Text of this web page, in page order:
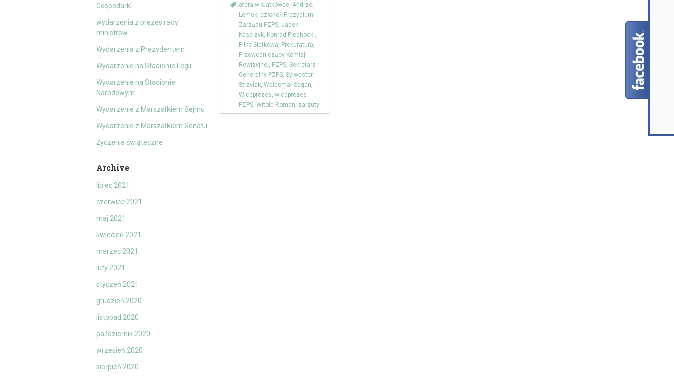
Gospodarki
wydarzenia z prezes rady
ministrow
Wydarzenia z Prezydentem
Wydarzenie na Stadionie Legii
Wydarzenie na Stadionie
Narodowym
Wydarzenie z Marszałkiem Sejmu
Wydarzenie z Marszałkiem Senatu
Życzenia świąteczne
Archive
lipiec 2021
czerwiec 2021
maj 2021
kwiecień 2021
marzec 2021
luty 2021
styczeń 2021
grudzień 2020
listopad 2020
październik 2020
wrzesień 2020
sierpień 2020
afera w siatkówce Andrzej
Lemek członek Prezydium
Zarządu PZPS Jacek
Kasprzyk Konrad Piechocki
Piłka Siatkowa Prokuratura
Przewodniczący Komisji
Rewizyjnej PZPS Sekretarz
Generalny PZPS Sylwester
Strzylak Waldemar Sagan
Wiceprezes wiceprezes
PZPS Witold Roman zarzuty